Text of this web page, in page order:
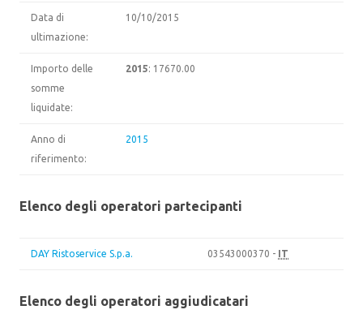
Data di
ultimazione:
10/10/2015
Importo delle
somme
liquidate:
2015: 17670.00
Anno di
riferimento:
2015
Elenco degli operatori partecipanti
DAY Ristoservice S.p.a. 03543000370 - IT
Elenco degli operatori aggiudicatari